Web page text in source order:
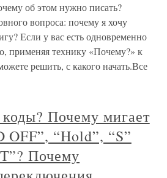
об этом нужно писать?
вопроса: почему я хочу
Если у вас есть одновременно
применяя технику «Почему?» к
решить, с какого начать.Все
Почему мигает
OFF”, “Hold”, “S”
Почему